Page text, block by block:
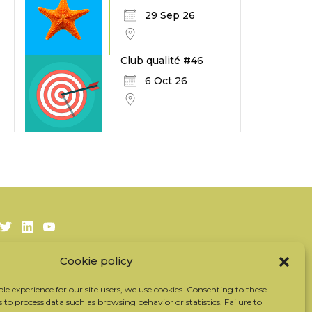
Cookie policy
experience for our site users, we use cookies. Consenting to these
process data such as browsing behavior or statistics. Failure to
29 Sep 26
Club qualité #46
6 Oct 26
TwitterLinkedIn
Youtube
Subscribe to our newsletter
Our partners
Contact the team